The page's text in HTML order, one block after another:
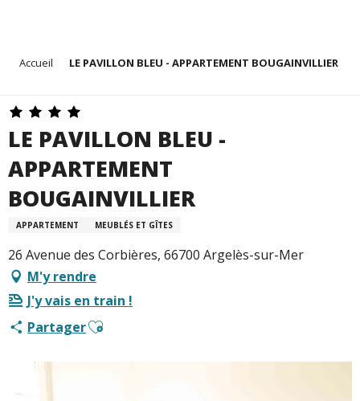
principal
Accueil LE PAVILLON BLEU - APPARTEMENT BOUGAINVILLIER
LE PAVILLON BLEU -
APPARTEMENT
BOUGAINVILLIER
APPARTEMENT MEUBLÉS ET GÎTES
26 Avenue des Corbières, 66700 Argelès-sur-Mer
M'y rendre
J'y vais en train !
PartagerAjouter aux favoris